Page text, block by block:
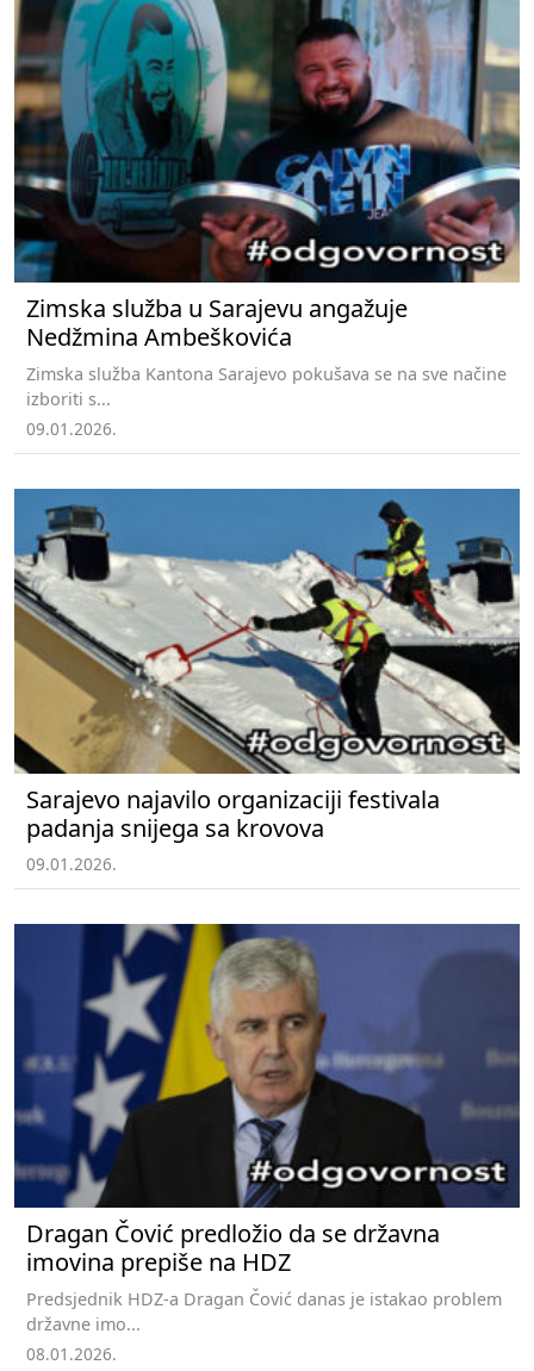
Zimska služba u Sarajevu angažuje
Nedžmina Ambeškovića
Zimska služba Kantona Sarajevo pokušava se na sve načine
izboriti s...
09.01.2026.
Sarajevo najavilo organizaciji festivala
padanja snijega sa krovova
09.01.2026.
Dragan Čović predložio da se državna
imovina prepiše na HDZ
Predsjednik HDZ-a Dragan Čović danas je istakao problem
državne imo...
08.01.2026.